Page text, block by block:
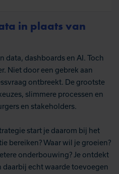
in plaats van
data, dashboards en AI. Toch
Niet door een gebrek aan
ontbreekt. De grootste
slimmere processen en
en stakeholders.
start je daarom bij het
bereiken? Waar wil je groeien?
onderbouwing? Je ontdekt
echt waarde toevoegen